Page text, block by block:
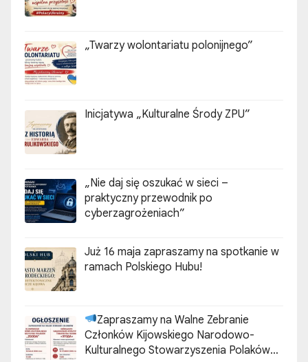
„Twarzy wolontariatu polonijnego”
Inicjatywa „Kulturalne Środy ZPU”
„Nie daj się oszukać w sieci –
praktyczny przewodnik po
cyberzagrożeniach”
Już 16 maja zapraszamy na spotkanie w
ramach Polskiego Hubu!
Zapraszamy na Walne Zebranie
Członków Kijowskiego Narodowo-
Kulturalnego Stowarzyszenia Polaków